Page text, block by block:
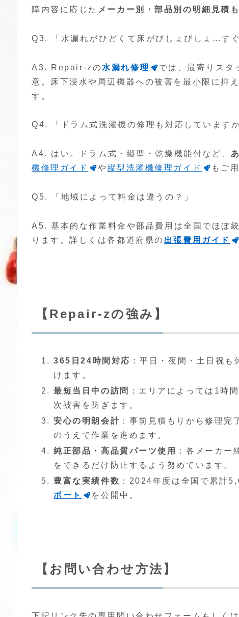
障内容に応じた メーカー別・部品別の明細見積も
Q3. 「水漏れがひどくて床がびしょびしょ…す
A3. Repair-zの水漏れ修理
では、最寄りスタ
意。床下浸水や周辺機器への被害を最小限に抑
す。
Q4. 「ドラム式洗濯機の修理も対応していますか
A4. はい。ドラム式・縦型・乾燥機能付など、
機修理ガイド
や縦型洗濯機修理ガイド もご
Q5. 「地域によって料金は違うの？」
A5. 基本的な作業料金や部品費用は全国でほぼ
ります。詳しくは各都道府県の 出張費用ガイド
【Repair-zの強み】
365日24時間対応 ：平日・夜間・土日祝
けます。
最短当日中の訪問
：エリアによっては1時
次被害を防ぎます。
安心の明朗会計 ：事前見積もりから修理完
のうえで作業を進めます。
純正部品・高品質パーツ使用
：各メーカー
をできるだけ防止するよう努めています。
豊富な実績件数 ：2024年度は全国で累計
ポート
を公開中。
【お問い合わせ方法】